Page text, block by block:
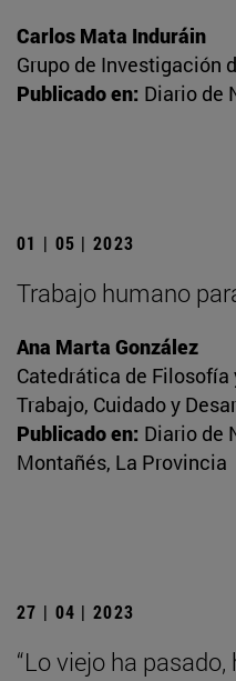
Carlos Mata Induráin
Grupo de Investigación
Publicado en: Diario de
01 | 05 | 2023
Trabajo humano
Ana Marta González
Catedrática de
Trabajo, Cuidado y
Publicado en: Diario de
Montañés, La Provincia
27 | 04 | 2023
“Lo viejo ha